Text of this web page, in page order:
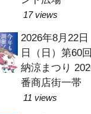
17 views
2026年8月22
日（日）第60
納涼まつり
番商店街一帯
11 views